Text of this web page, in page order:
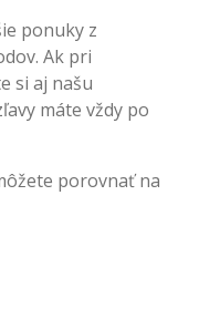
ponuky z
Ak pri
si aj našu
máte vždy po
porovnať na